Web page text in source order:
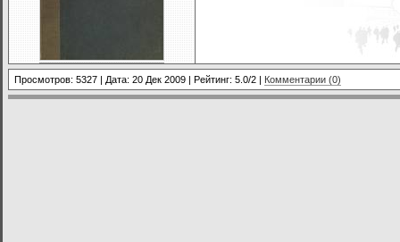
Просмотров: 5327 | Дата: 20 Дек 2009 | Рейтинг: 5.0/2 | Комментарии (0)